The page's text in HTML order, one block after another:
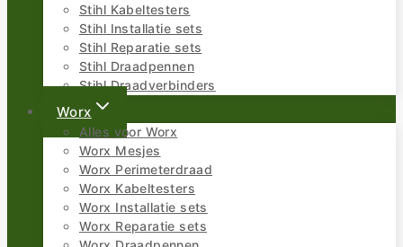
Stihl Kabeltesters
Stihl Installatie sets
Stihl Reparatie sets
Stihl Draadpennen
Stihl Draadverbinders
Worx
Alles voor Worx
Worx Mesjes
Worx Perimeterdraad
Worx Kabeltesters
Worx Installatie sets
Worx Reparatie sets